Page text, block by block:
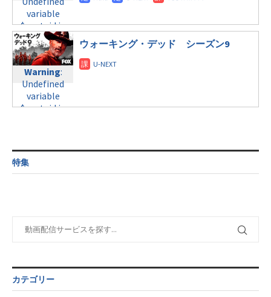
line115
$post_id in
/home/c4607168/public_html/osusume-
doga.com/wp-
content/themes/soledad-
child/post-
formats/format-
tax.phpon
line115
formats/format-
tax.phpon
line112
Warning:
Undefined
variable
$post_id in
/home/c4607168/public_html/osusume-
formats/format-
tax.php
line115
variable
$post_id in
/home/c4607168/public_html/osusume-
doga.com/wp-
content/themes/soledad-
child/post-
formats/format-
tax.phpon
line112
Undefined
variable
$post_id in
formats/format-
Warning:
Undefined
variable
$post_id in
child/post-
formats/format-
Undefined
/home/c4607168/public_html/osusume-
doga.com/wp-
content/themes/soledad-
ウォーキング・デッド シーズン9
特集
カテゴリー